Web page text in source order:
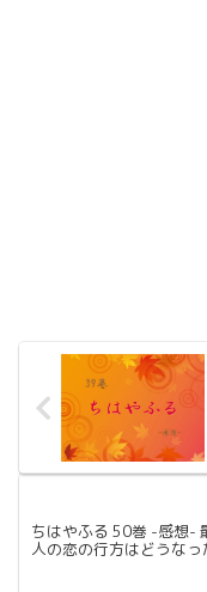
ちはやふる 50巻 -感想-
人の恋の行方はどうなっ